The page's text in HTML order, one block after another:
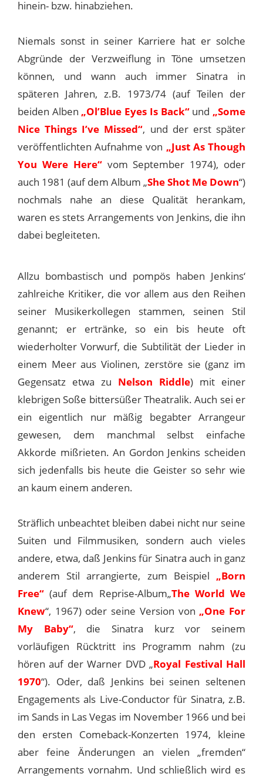
hinein- bzw. hinabziehen.
Niemals sonst in seiner Karriere hat er solche
Abgründe der Verzweiflung in Töne umsetzen
können, und wann auch immer Sinatra in
späteren Jahren, z.B. 1973/74 (auf Teilen der
beiden Alben „Ol’Blue Eyes Is Back“und „Some
Nice Things I’ve Missed“, und der erst später
veröffentlichten Aufnahme von „Just As Though
You Were Here“vom September 1974), oder
auch 1981 (auf dem Album „She Shot Me Down“)
nochmals nahe an diese Qualität herankam,
waren es stets Arrangements von Jenkins, die ihn
dabei begleiteten.
Allzu bombastisch und pompös haben Jenkins‘
zahlreiche Kritiker, die vor allem aus den Reihen
seiner Musikerkollegen stammen, seinen Stil
genannt; er ertränke, so ein bis heute oft
wiederholter Vorwurf, die Subtilität der Lieder in
einem Meer aus Violinen, zerstöre sie (ganz im
Gegensatz etwa zu Nelson Riddle) mit einer
klebrigen Soße bittersüßer Theatralik. Auch sei er
ein eigentlich nur mäßig begabter Arrangeur
gewesen, dem manchmal selbst einfache
Akkorde mißrieten. An Gordon Jenkins scheiden
sich jedenfalls bis heute die Geister so sehr wie
an kaum einem anderen.
Sträflich unbeachtet bleiben dabei nicht nur seine
Suiten und Filmmusiken, sondern auch vieles
andere, etwa, daß Jenkins für Sinatra auch in ganz
anderem Stil arrangierte, zum Beispiel „Born
Free“ (auf dem Reprise-Album„The World We
Knew“, 1967) oder seine Version von „One For
My Baby“, die Sinatra kurz vor seinem
vorläufigen Rücktritt ins Programm nahm (zu
hören auf der Warner DVD „Royal Festival Hall
1970“). Oder, daß Jenkins bei seinen seltenen
Engagements als Live-Conductor für Sinatra, z.B.
im Sands in Las Vegas im November 1966 und bei
den ersten Comeback-Konzerten 1974, kleine
aber feine Änderungen an vielen „fremden“
Arrangements vornahm. Und schließlich wird es